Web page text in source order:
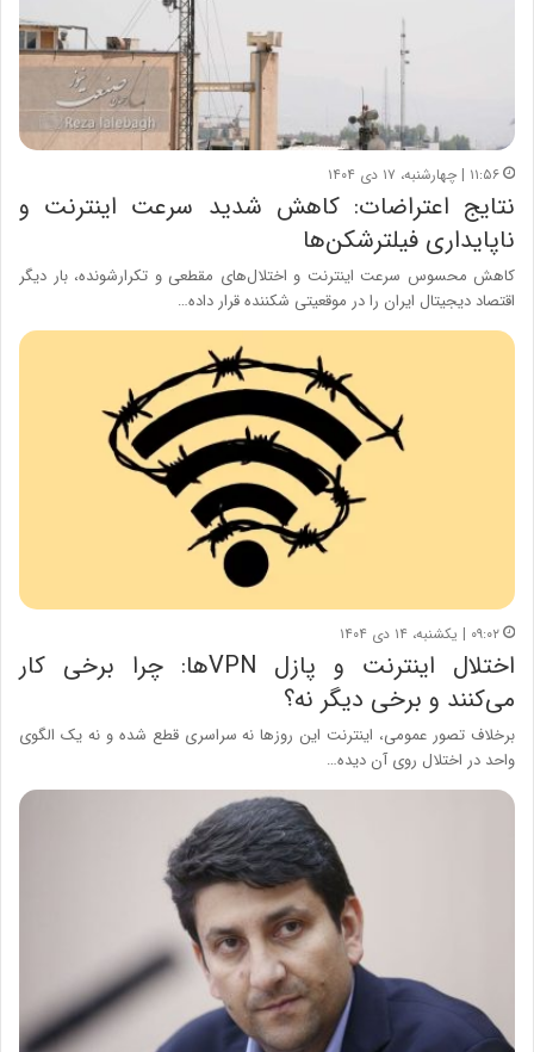
۱۱:۵۶ | چهارشنبه، ۱۷ دی ۱۴۰۴
نتایج اعتراضات: کاهش شدید سرعت اینترنت و
ناپایداری فیلترشکن‌ها
کاهش محسوس سرعت اینترنت و اختلال‌های مقطعی و تکرارشونده، بار دیگر
اقتصاد دیجیتال ایران را در موقعیتی شکننده قرار داده…
۰۹:۰۲ | یکشنبه، ۱۴ دی ۱۴۰۴
اختلال اینترنت و پازل VPNها: چرا برخی کار
می‌کنند و برخی دیگر نه؟
برخلاف تصور عمومی، اینترنت این روزها نه سراسری قطع شده و نه یک الگوی
واحد در اختلال روی آن دیده…